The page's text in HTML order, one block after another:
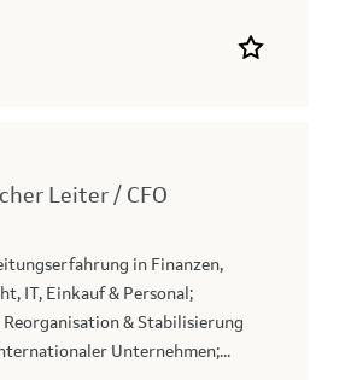
Leiter / CFO
in Finanzen,
IT, Einkauf & Personal;
Reorganisation & Stabilisierung
Unternehmen;...